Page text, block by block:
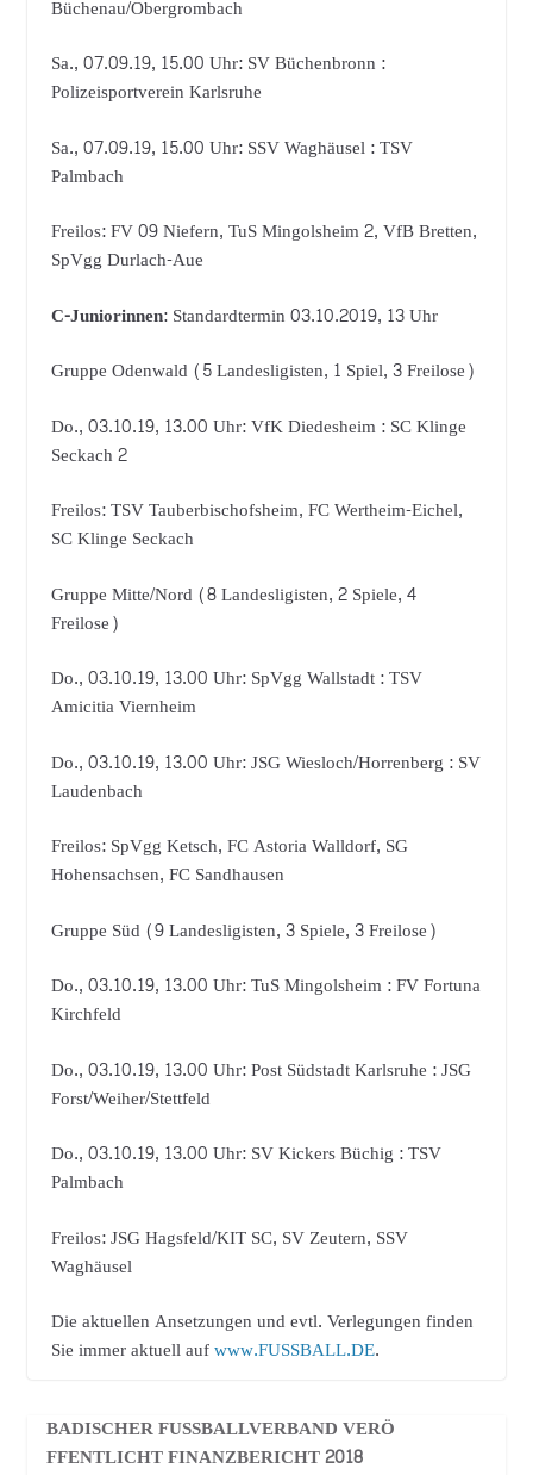
Büchenau/Obergrombach
Sa., 07.09.19, 15.00 Uhr: SV Büchenbronn :
Polizeisportverein Karlsruhe
Sa., 07.09.19, 15.00 Uhr: SSV Waghäusel : TSV
Palmbach
Freilos: FV 09 Niefern, TuS Mingolsheim 2, VfB Bretten,
SpVgg Durlach-Aue
C-Juniorinnen: Standardtermin 03.10.2019, 13 Uhr
Gruppe Odenwald (5 Landesligisten, 1 Spiel, 3 Freilose)
Do., 03.10.19, 13.00 Uhr: VfK Diedesheim : SC Klinge
Seckach 2
Freilos: TSV Tauberbischofsheim, FC Wertheim-Eichel,
SC Klinge Seckach
Gruppe Mitte/Nord (8 Landesligisten, 2 Spiele, 4
Freilose)
Do., 03.10.19, 13.00 Uhr: SpVgg Wallstadt : TSV
Amicitia Viernheim
Do., 03.10.19, 13.00 Uhr: JSG Wiesloch/Horrenberg : SV
Laudenbach
Freilos: SpVgg Ketsch, FC Astoria Walldorf, SG
Hohensachsen, FC Sandhausen
Gruppe Süd (9 Landesligisten, 3 Spiele, 3 Freilose)
Do., 03.10.19, 13.00 Uhr: TuS Mingolsheim : FV Fortuna
Kirchfeld
Do., 03.10.19, 13.00 Uhr: Post Südstadt Karlsruhe : JSG
Forst/Weiher/Stettfeld
Do., 03.10.19, 13.00 Uhr: SV Kickers Büchig : TSV
Palmbach
Freilos: JSG Hagsfeld/KIT SC, SV Zeutern, SSV
Waghäusel
Die aktuellen Ansetzungen und evtl. Verlegungen finden
Sie immer aktuell aufwww.FUSSBALL.DE.
BADISCHER FUSSBALLVERBAND VERÖF
FENTLICHT FINANZBERICHT 2018